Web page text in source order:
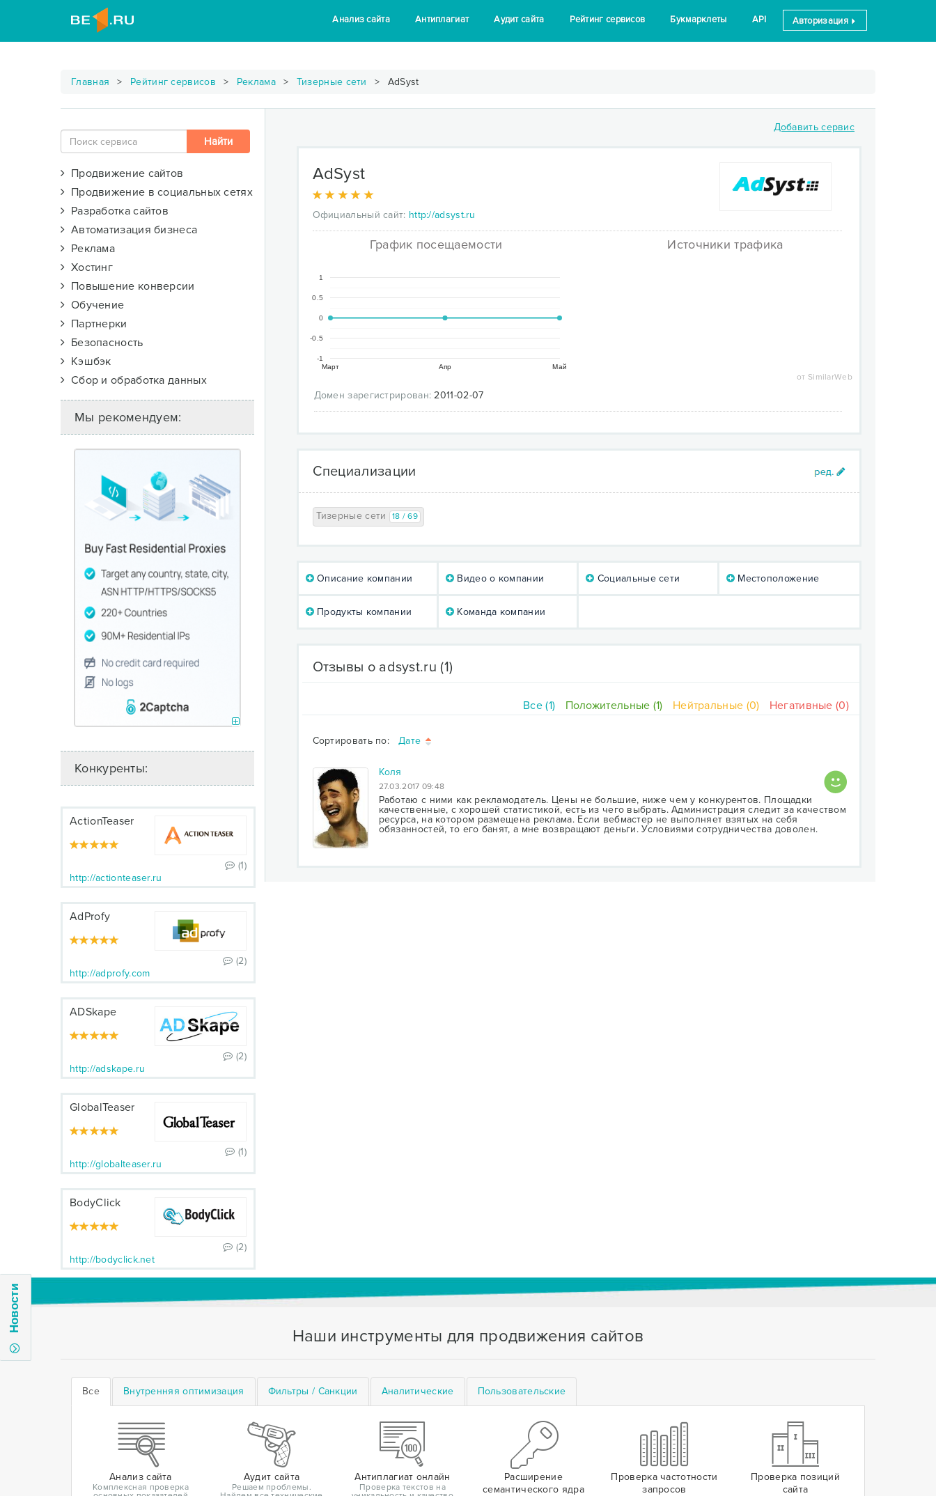
Анализ сайта Антиплагиат Аудит сайта Рейтинг сервисов Букмарклеты API Авторизация
Новости
Главная Рейтинг сервисов Реклама Тизерные сети AdSyst
Продвижение сайтов
Продвижение в социальных сетях
Разработка сайтов
Автоматизация бизнеса
Реклама
Хостинг
Повышение конверсии
Обучение
Партнерки
Безопасность
Кэшбэк
Сбор и обработка данных
Мы рекомендуем:
Конкуренты:
ActionTeaser
(1)
http://actionteaser.ru
AdProfy
(2)
http://adprofy.com
ADSkape
(2)
http://adskape.ru
GlobalTeaser
(1)
http://globalteaser.ru
BodyClick
(2)
http://bodyclick.net
Добавить сервис
AdSyst
Официальный сайт: http://adsyst.ru
График посещаемости
Март Апр Май
-1
-0.5
0
0.5
1
Источники трафика
от SimilarWeb
Домен зарегистрирован: 2011-02-07
Специализации
Тизерные сети 18 / 69
Описание компании Видео о компании Социальные сети Местоположение
Продукты компании Команда компании
Отзывы о adsyst.ru (1)
Все (1) Положительные (1) Нейтральные (0) Негативные (0)
Сортировать по: Дате
Коля
27.03.2017 09:48
Работаю с ними как рекламодатель. Цены не большие, ниже чем у конкурентов. Площадки
качественные, с хорошей статистикой, есть из чего выбрать. Администрация следит за качеством
ресурса, на котором размещена реклама. Если вебмастер не выполняет взятых на себя
обязанностей, то его банят, а мне возвращают деньги. Условиями сотрудничества доволен.
Наши инструменты для продвижения сайтов
Все Внутренняя оптимизация Фильтры / Санкции Аналитические Пользовательские
Анализ сайта
Комплексная проверка
Аудит сайта
Решаем проблемы.
Антиплагиат онлайн
Проверка текстов на
Расширение
семантического ядра
Проверка частотности
запросов
Проверка позиций
сайта